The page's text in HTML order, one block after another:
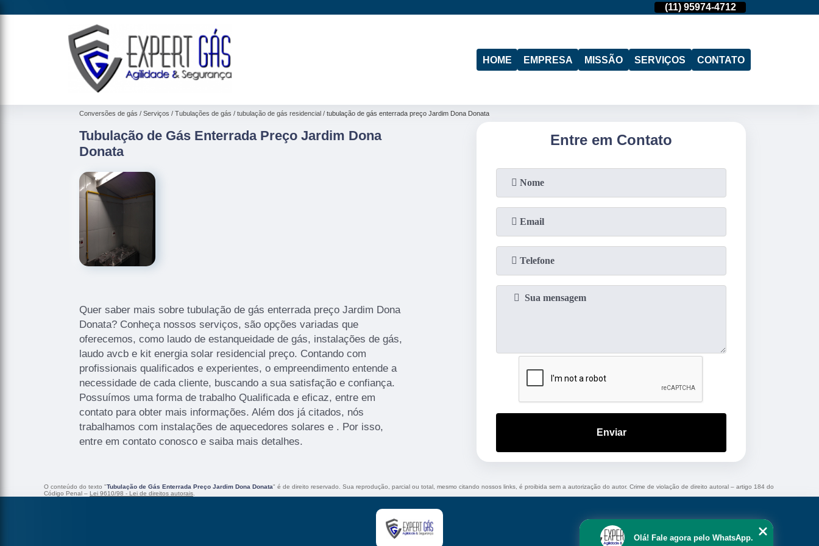
(11) 95974-4712
HOME EMPRESA MISSÃO SERVIÇOS CONTATO
Conversões de gás Serviços Tubulações de gás tubulação de gás residencial tubulação de gás enterrada preço Jardim Dona Donata
Tubulação de Gás Enterrada Preço Jardim Dona
Donata
Quer saber mais sobre tubulação de gás enterrada preço Jardim Dona
Donata? Conheça nossos serviços, são opções variadas que
oferecemos, como laudo de estanqueidade de gás, instalações de gás,
laudo avcb e kit energia solar residencial preço. Contando com
profissionais qualificados e experientes, o empreendimento entende a
necessidade de cada cliente, buscando a sua satisfação e confiança.
Possuímos uma forma de trabalho Qualificada e eficaz, entre em
contato para obter mais informações. Além dos já citados, nós
trabalhamos com instalações de aquecedores solares e . Por isso,
entre em contato conosco e saiba mais detalhes.
Entre em Contato
Enviar
O conteúdo do texto "Tubulação de Gás Enterrada Preço Jardim Dona Donata" é de direito reservado. Sua reprodução, parcial ou total, mesmo citando nossos links, é proibida sem a autorização do autor. Crime de violação de direito autoral – artigo 184 do
Código Penal – Lei 9610/98 - Lei de direitos autorais
Olá! Fale agora pelo WhatsApp.